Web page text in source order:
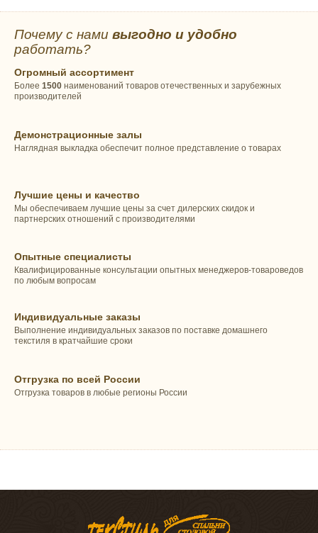
Почему с нами выгодно и удобно
работать?
Огромный ассортимент
Более 1500 наименований товаров отечественных и зарубежных
производителей
Демонстрационные залы
Наглядная выкладка обеспечит полное представление о товарах
Лучшие цены и качество
Мы обеспечиваем лучшие цены за счет дилерских скидок и
партнерских отношений с производителями
Опытные специалисты
Квалифицированные консультации опытных менеджеров-товароведов
по любым вопросам
Индивидуальные заказы
Выполнение индивидуальных заказов по поставке домашнего
текстиля в кратчайшие сроки
Отгрузка по всей России
Отгрузка товаров в любые регионы России